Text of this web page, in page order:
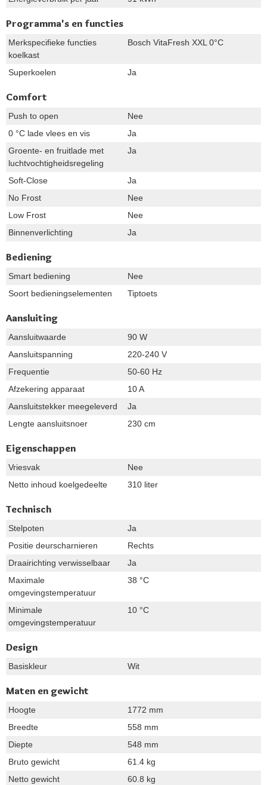
Programma's en functies
Merkspecifieke functies
koelkast
Bosch VitaFresh XXL 0°C
Superkoelen Ja
Comfort
Push to open
Nee
0 °C lade vlees en vis
Ja
Groente- en fruitlade met
luchtvochtigheidsregeling
Ja
Soft-Close
Ja
No Frost
Nee
Low Frost
Nee
Binnenverlichting
Ja
Bediening
Smart bediening
Nee
Soort bedieningselementen
Tiptoets
Aansluiting
Aansluitwaarde
90 W
Aansluitspanning
220-240 V
Frequentie
50-60 Hz
Afzekering apparaat
10 A
Aansluitstekker meegeleverd
Ja
Lengte aansluitsnoer
230 cm
Eigenschappen
Vriesvak
Nee
Netto inhoud koelgedeelte
310 liter
Technisch
Stelpoten
Ja
Positie deurscharnieren
Rechts
Draairichting verwisselbaar
Ja
Maximale
omgevingstemperatuur
38 °C
Minimale
omgevingstemperatuur
10 °C
Design
Basiskleur Wit
Maten en gewicht
Hoogte
1772 mm
Breedte
558 mm
Diepte
548 mm
Bruto gewicht
61.4 kg
Netto gewicht
60.8 kg